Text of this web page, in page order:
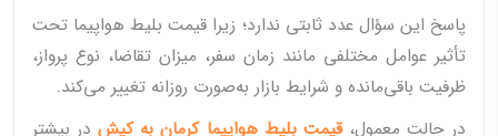
پاسخ این سؤال عدد ثابتی ندارد؛ زیرا قیمت بلیط هواپیما تحت
تأثیر عوامل مختلفی مانند زمان سفر، میزان تقاضا، نوع پرواز،
ظرفیت باقی‌مانده و شرایط بازار به‌صورت روزانه تغییر می‌کند.
در حالت معمول،قیمت بلیط هواپیما کرمان به کیشدر بیشتر